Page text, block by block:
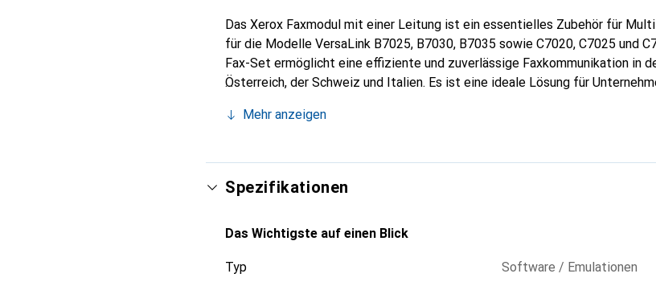
Das Xerox Faxmodul mit einer Leitung ist ein essentielles Zubehör für
für die Modelle VersaLink B7025, B7030, B7035 sowie C7020, C7025 und
Fax-Set ermöglicht eine effiziente und zuverlässige Faxkommunikation in
Österreich, der Schweiz und Italien. Es ist eine ideale Lösung für
nahtlose Integration in die bestehenden Drucker- und Scansysteme von
Produktivität im Büroalltag steigert.
Mehr anzeigen
Spezifikationen
Das Wichtigste auf einen Blick
Typ Software / Emulationen